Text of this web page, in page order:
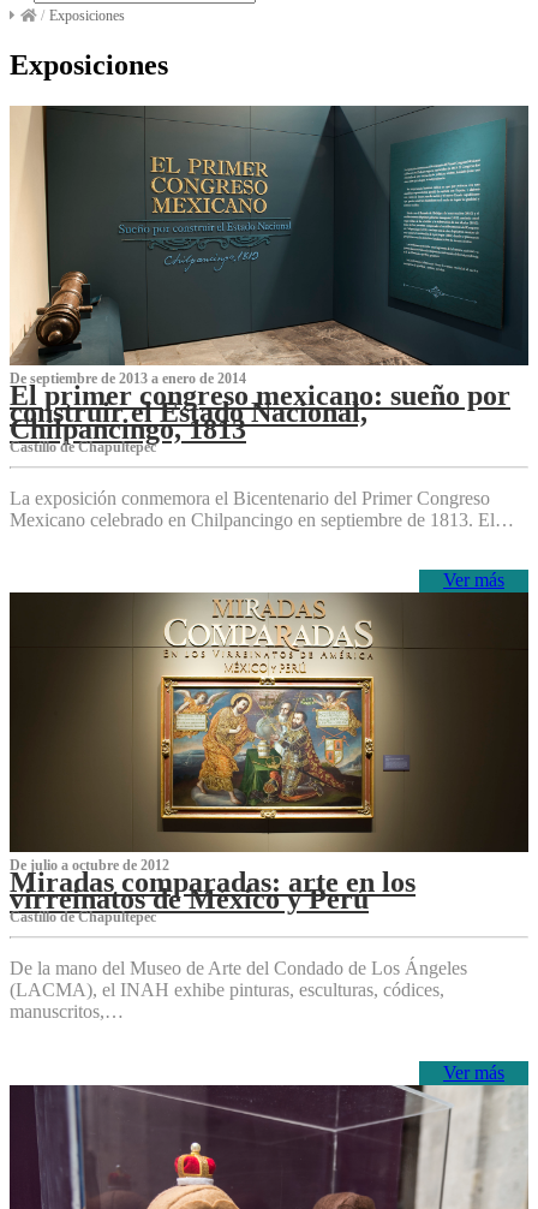
/ Exposiciones
Exposiciones
De septiembre de 2013 a enero de 2014
El primer congreso mexicano: sueño por
construir el Estado Nacional,
Chilpancingo, 1813
Castillo de Chapultepec
La exposición conmemora el Bicentenario del Primer Congreso
Mexicano celebrado en Chilpancingo en septiembre de 1813. El…
Ver más
De julio a octubre de 2012
Miradas comparadas: arte en los
virreinatos de México y Perú
Castillo de Chapultepec
De la mano del Museo de Arte del Condado de Los Ángeles
(LACMA), el INAH exhibe pinturas, esculturas, códices,
manuscritos,…
Ver más